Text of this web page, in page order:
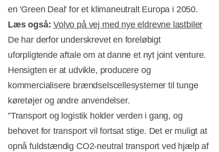
en 'Green Deal' for et klimaneutralt Europa i 2050.
Læs også: Volvo på vej med nye eldrevne lastbiler
Annonce
De har derfor underskrevet en foreløbigt
uforpligtende aftale om at danne et nyt joint venture.
Hensigten er at udvikle, producere og
kommercialisere brændselscellesystemer til tunge
køretøjer og andre anvendelser.
”Transport og logistik holder verden i gang, og
behovet for transport vil fortsat stige. Det er muligt at
opnå fuldstændig CO2-neutral transport ved hjælp af